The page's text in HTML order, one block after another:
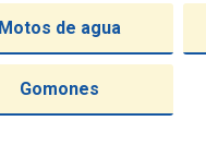
Motos de agua
Gomones